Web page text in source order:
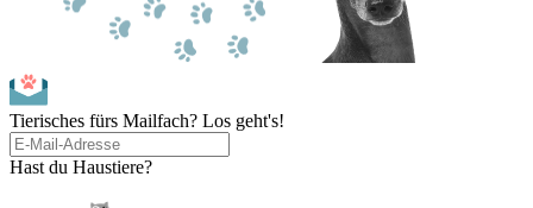
Tierisches fürs Mailfach? Los geht's!
Hast du Haustiere?